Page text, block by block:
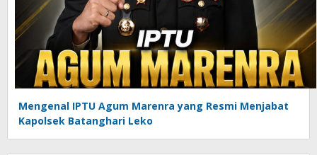
Mengenal IPTU Agum Marenra yang Resmi Menjabat
Kapolsek Batanghari Leko